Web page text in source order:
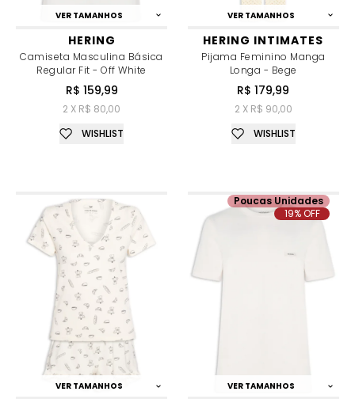
VER TAMANHOS
HERING
Camiseta Masculina Básica
Regular Fit - Off White
R$ 159,99
2 X R$ 80,00
WISHLIST
VER TAMANHOS
HERING INTIMATES
Pijama Feminino Manga
Longa - Bege
R$ 179,99
2 X R$ 90,00
WISHLIST
VER TAMANHOS VER TAMANHOS
Poucas Unidades
19% OFF